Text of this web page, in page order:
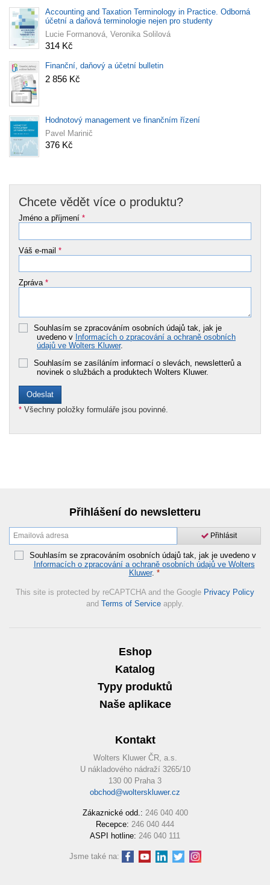
Accounting and Taxation Terminology in Practice. Odborná
účetní a daňová terminologie nejen pro studenty
Lucie Formanová, Veronika Solilová
314 Kč
Finanční, daňový a účetní bulletin
2 856 Kč
Hodnotový management ve finančním řízení
Pavel Marinič
376 Kč
Chcete vědět více o produktu?
Jméno a příjmení *
Váš e-mail *
Zpráva *
Souhlasím se zpracováním osobních údajů tak, jak je
uvedeno v Informacích o zpracování a ochraně osobních
údajů ve Wolters Kluwer.
Souhlasím se zasíláním informací o slevách, newsletterů a
novinek o službách a produktech Wolters Kluwer.
* Všechny položky formuláře jsou povinné.
Přihlášení do newsletteru
Přihlásit
Souhlasím se zpracováním osobních údajů tak, jak je uvedeno v
Informacích o zpracování a ochraně osobních údajů ve Wolters
Kluwer. *
This site is protected by reCAPTCHA and the Google Privacy Policy
and Terms of Service apply.
Eshop
Katalog
Typy produktů
Naše aplikace
Kontakt
Wolters Kluwer ČR, a.s.
U nákladového nádraží 3265/10
130 00 Praha 3
obchod@wolterskluwer.cz
Zákaznické odd.: 246 040 400
Recepce: 246 040 444
ASPI hotline: 246 040 111
Jsme také na: